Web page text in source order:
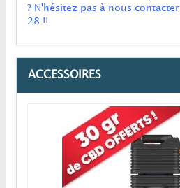
? N'hésitez pas à nous contacter
28 !!
ACCESSOIRES